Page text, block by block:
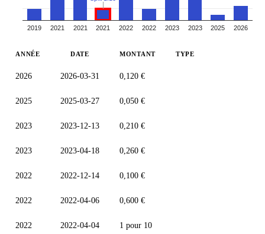
2019 2021 2021 2021 2022 2022 2023 2023 2025 2026
ANNÉE DATE MONTANT TYPE
2026 2026-03-31 0,120 €
2025 2025-03-27 0,050 €
2023 2023-12-13 0,210 €
2023 2023-04-18 0,260 €
2022 2022-12-14 0,100 €
2022 2022-04-06 0,600 €
2022 2022-04-04 1 pour 10